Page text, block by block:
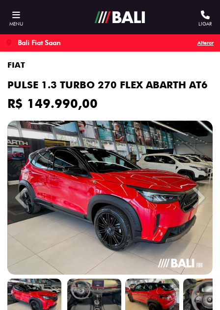
MENU LIGAR
Bali Fiat Saan Alterar
FIAT
PULSE 1.3 TURBO 270 FLEX ABARTH AT6
R$ 149.990,00
Previous Next